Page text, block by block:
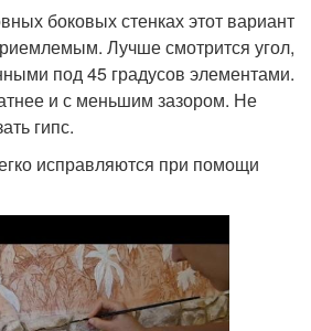
боковых стенках этот вариант
Лучше смотрится угол,
под 45 градусов элементами.
и с меньшим зазором. Не
гипс.
исправляются при помощи